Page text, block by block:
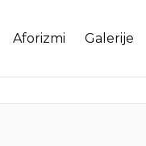
Aforizmi Galerije